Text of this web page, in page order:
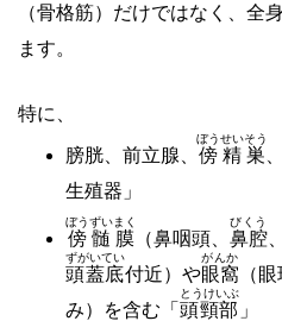
（骨格筋）だけではなく、全
ます。
特に、
膀胱、前立腺、 傍精巣
ぼうせいそう
生殖器」
傍髄膜
ぼうずいまく
（鼻咽頭、 鼻腔
びくう
頭蓋底
ずがいてい
付近）や眼窩
がんか
（
み）を含む「 頭頸部
とうけいぶ
」